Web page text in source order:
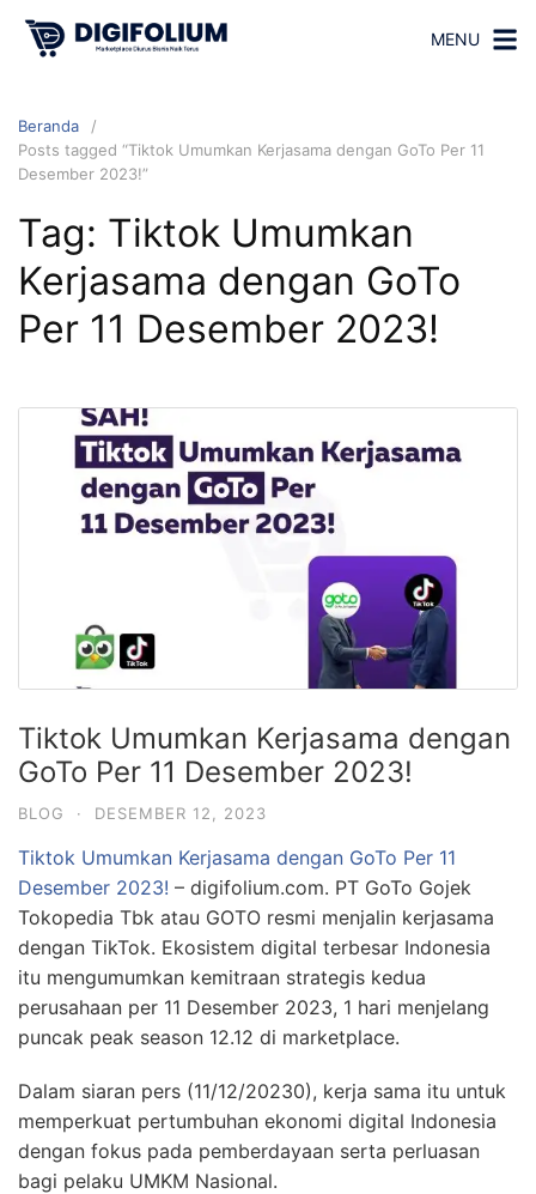
MENU
Beranda
Posts tagged “Tiktok Umumkan Kerjasama dengan GoTo Per 11
Desember 2023!”
Tag: Tiktok Umumkan
Kerjasama dengan GoTo
Per 11 Desember 2023!
Tiktok Umumkan Kerjasama dengan
GoTo Per 11 Desember 2023!
BLOG · DESEMBER 12, 2023
Tiktok Umumkan Kerjasama dengan GoTo Per 11
Desember 2023! – digifolium.com. PT GoTo Gojek
Tokopedia Tbk atau GOTO resmi menjalin kerjasama
dengan TikTok. Ekosistem digital terbesar Indonesia
itu mengumumkan kemitraan strategis kedua
perusahaan per 11 Desember 2023, 1 hari menjelang
puncak peak season 12.12 di marketplace.
Dalam siaran pers (11/12/20230), kerja sama itu untuk
memperkuat pertumbuhan ekonomi digital Indonesia
dengan fokus pada pemberdayaan serta perluasan
bagi pelaku UMKM Nasional.